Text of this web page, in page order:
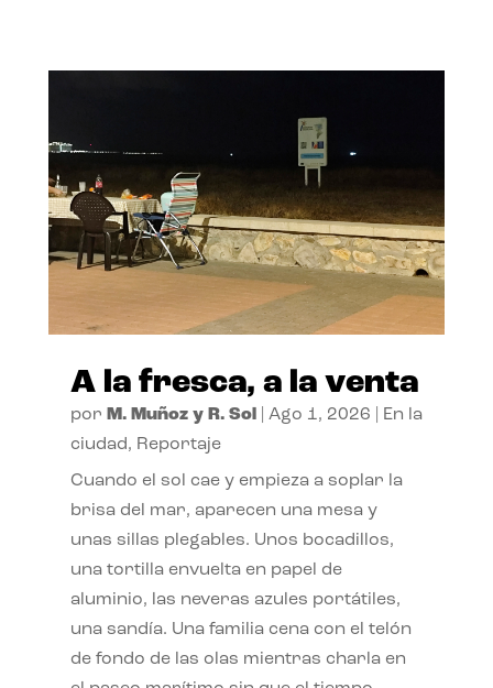
A la fresca, a la venta
por M. Muñoz y R. Sol| Ago 1, 2026
En la
ciudad, Reportaje
Cuando el sol cae y empieza a soplar la
brisa del mar, aparecen una mesa y
unas sillas plegables. Unos bocadillos,
una tortilla envuelta en papel de
aluminio, las neveras azules portátiles,
una sandía. Una familia cena con el telón
de fondo de las olas mientras charla en